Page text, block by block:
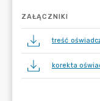
ZAŁĄCZNIKI
treść
korekta